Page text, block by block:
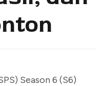
Season 6 (S6)